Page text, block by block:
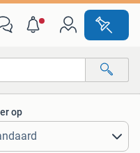
op